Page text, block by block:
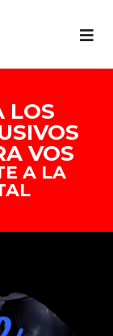
LOS
VOS
A LA